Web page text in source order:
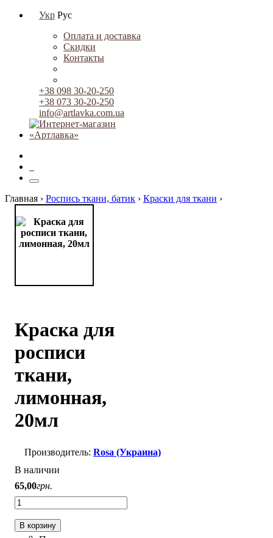
Укр Рус
Оплата и доставка
Скидки
Контакты
+38 098 30-20-250
+38 073 30-20-250
info@artlavka.com.ua
Главная › Роспись ткани, батик › Краски для ткани ›
Краска для
росписи
ткани,
лимонная,
20мл
Rosa (Украина)
В наличии
65,00грн.
В корзину